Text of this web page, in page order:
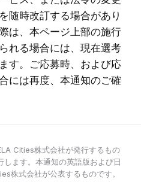
随時改訂する場合があり
は、本ページ上部の施行
れる場合には、現在選考
す。ご応募時、および応
には再度、本通知のご確
Cities株式会社が発行するもの
ます。本通知の英語版および日
株式会社が公表するものです。